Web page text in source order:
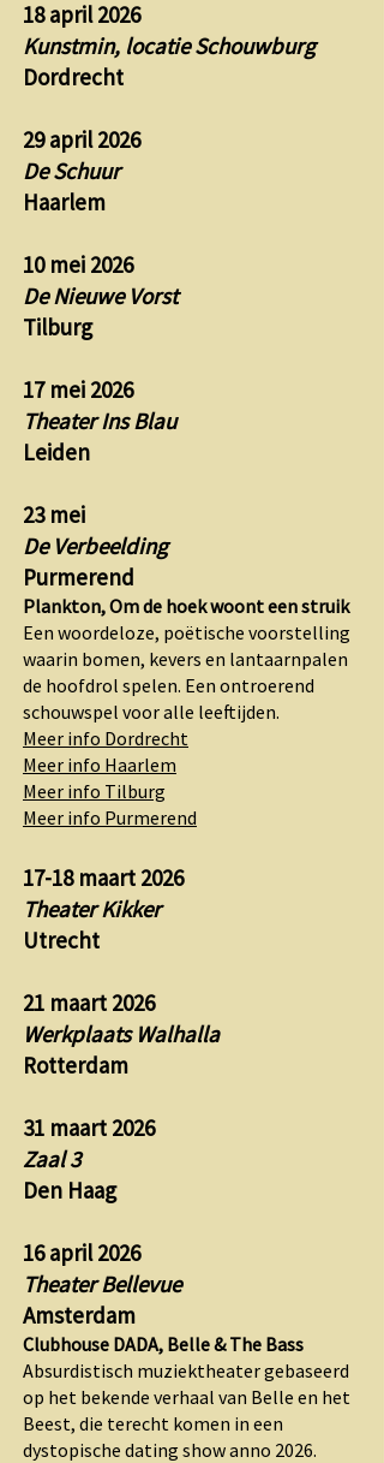
18 april 2026
Kunstmin, locatie Schouwburg
Dordrecht
29 april 2026
De Schuur
Haarlem
10 mei 2026
De Nieuwe Vorst
Tilburg
17 mei 2026
Theater Ins Blau
Leiden
23 mei
De Verbeelding
Purmerend
Plankton, Om de hoek woont een struik
Een woordeloze, poëtische voorstelling
waarin bomen, kevers en lantaarnpalen
de hoofdrol spelen. Een ontroerend
schouwspel voor alle leeftijden.
Meer info Dordrecht
Meer info Haarlem
Meer info Tilburg
Meer info Purmerend
​17-18 maart 2026
Theater Kikker
Utrecht​
21 maart 2026
Werkplaats Walhalla
Rotterdam
31 maart 2026
Zaal 3
Den Haag
16 april 2026
Theater Bellevue
Amsterdam
Clubhouse DADA, Belle & The Bass
Absurdistisch muziektheater gebaseerd
op het bekende verhaal van Belle en het
Beest, die terecht komen in een
dystopische dating show anno 2026.